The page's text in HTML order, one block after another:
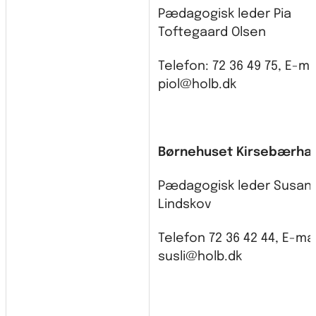
Pædagogisk leder Pia
Toftegaard Olsen
Telefon: 72 36 49 75, E-
piol@holb.dk
Børnehuset
Pædagogisk leder
Lindskov
Telefon 72 36 42 44, E-
susli@holb.dk